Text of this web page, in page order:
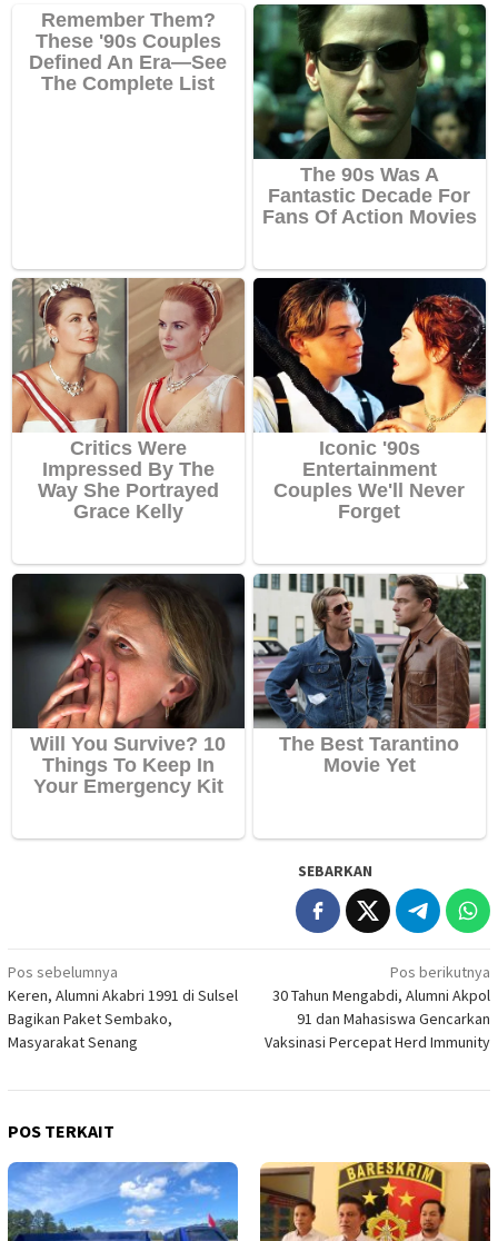
SEBARKAN
Navigasi
pos
Pos sebelumnya
Keren, Alumni Akabri 1991 di Sulsel
Bagikan Paket Sembako,
Masyarakat Senang
Pos berikutnya
30 Tahun Mengabdi, Alumni Akpol
91 dan Mahasiswa Gencarkan
Vaksinasi Percepat Herd Immunity
POS TERKAIT